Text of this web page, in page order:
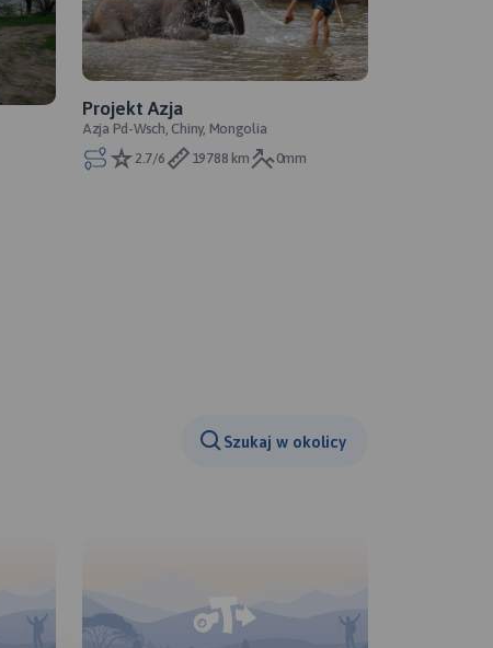
Projekt Azja
Azja Pd-Wsch, Chiny, Mongolia
2.7/6
19788 km 0mm
Szukaj w okolicy